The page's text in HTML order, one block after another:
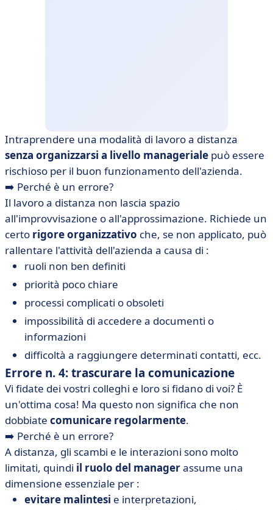
Intraprendere una modalità di lavoro a distanza
senza organizzarsi a livello manageriale può essere
rischioso per il buon funzionamento dell'azienda.
➡️ Perché è un errore?
Il lavoro a distanza non lascia spazio
all'improvvisazione o all'approssimazione. Richiede un
certo rigore organizzativo che, se non applicato, può
rallentare l'attività dell'azienda a causa di :
ruoli non ben definiti
priorità poco chiare
processi complicati o obsoleti
impossibilità di accedere a documenti o
informazioni
difficoltà a raggiungere determinati contatti, ecc.
Errore n. 4: trascurare la comunicazione
Vi fidate dei vostri colleghi e loro si fidano di voi? È
un'ottima cosa! Ma questo non significa che non
dobbiate comunicare regolarmente.
➡️ Perché è un errore?
A distanza, gli scambi e le interazioni sono molto
limitati, quindi il ruolo del managerassume una
dimensione essenziale per :
evitare malintesi e interpretazioni,